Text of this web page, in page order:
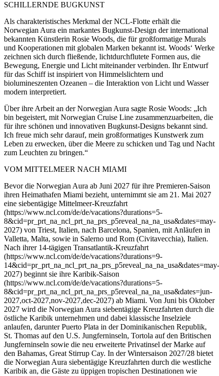
SCHILLERNDE BUGKUNST
Als charakteristisches Merkmal der NCL-Flotte erhält die
Norwegian Aura ein markantes Bugkunst-Design der international
bekannten Künstlerin Rosie Woods, die für großformatige Murals
und Kooperationen mit globalen Marken bekannt ist. Woods‘ Werke
zeichnen sich durch fließende, lichtdurchflutete Formen aus, die
Bewegung, Energie und Licht miteinander verbinden. Ihr Entwurf
für das Schiff ist inspiriert von Himmelslichtern und
biolumineszenten Ozeanen – die Interaktion von Licht und Wasser
modern interpretiert.
Über ihre Arbeit an der Norwegian Aura sagte Rosie Woods: „Ich
bin begeistert, mit Norwegian Cruise Line zusammenzuarbeiten, die
für ihre schönen und innovativen Bugkunst-Designs bekannt sind.
Ich freue mich sehr darauf, mein großformatiges Kunstwerk zum
Leben zu erwecken, über die Meere zu schicken und Tag und Nacht
zum Leuchten zu bringen.“
VOM MITTELMEER NACH MIAMI
Bevor die Norwegian Aura ab Juni 2027 für ihre Premieren-Saison
ihren Heimathafen Miami bezieht, unternimmt sie am 21. Mai 2027
eine siebentägige Mittelmeer-Kreuzfahrt
(https://www.ncl.com/de/de/vacations?durations=5-
8&cid=pr_prt_na_ncl_prt_na_prs_p5reveal_na_na_usa&dates=may-
2027) von Triest, Italien, nach Barcelona, Spanien, mit Anläufen in
Valletta, Malta, sowie in Salerno und Rom (Civitavecchia), Italien.
Nach ihrer 14-tägigen Transatlantik-Kreuzfahrt
(https://www.ncl.com/de/de/vacations?durations=9-
14&cid=pr_prt_na_ncl_prt_na_prs_p5reveal_na_na_usa&dates=may-
2027) beginnt sie ihre Karibik-Saison
(https://www.ncl.com/de/de/vacations?durations=5-
8&cid=pr_prt_na_ncl_prt_na_prs_p5reveal_na_na_usa&dates=jun-
2027,oct-2027,nov-2027,dec-2027) ab Miami. Von Juni bis Oktober
2027 wird die Norwegian Aura siebentägige Kreuzfahrten durch die
östliche Karibik unternehmen und dabei klassische Inselziele
anlaufen, darunter Puerto Plata in der Dominikanischen Republik,
St. Thomas auf den U.S. Jungferninseln, Tortola auf den Britischen
Jungferninseln sowie die neu erweiterte Privatinsel der Marke auf
den Bahamas, Great Stirrup Cay. In der Wintersaison 2027/28 bietet
die Norwegian Aura siebentägige Kreuzfahrten durch die westliche
Karibik an, die Gäste zu üppigen tropischen Destinationen wie